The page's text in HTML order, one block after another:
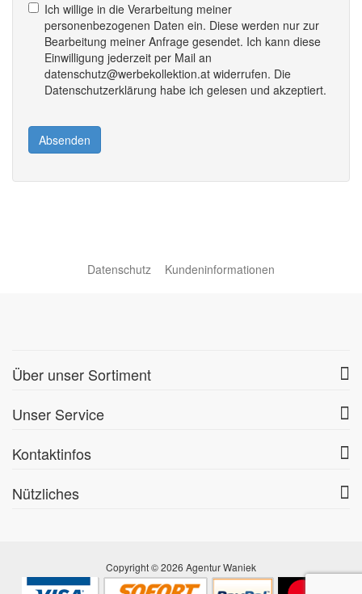
Ich willige in die Verarbeitung meiner
personenbezogenen Daten ein. Diese werden nur zur
Bearbeitung meiner Anfrage gesendet. Ich kann diese
Einwilligung jederzeit per Mail an
datenschutz@werbekollektion.at widerrufen. Die
Datenschutzerklärung habe ich gelesen und akzeptiert.
Absenden
Datenschutz Kundeninformationen
Über unser Sortiment
Unser Service
Kontaktinfos
Nützliches
Copyright © 2026 Agentur Waniek